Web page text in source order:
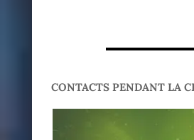
CONTACTS PENDANT LA